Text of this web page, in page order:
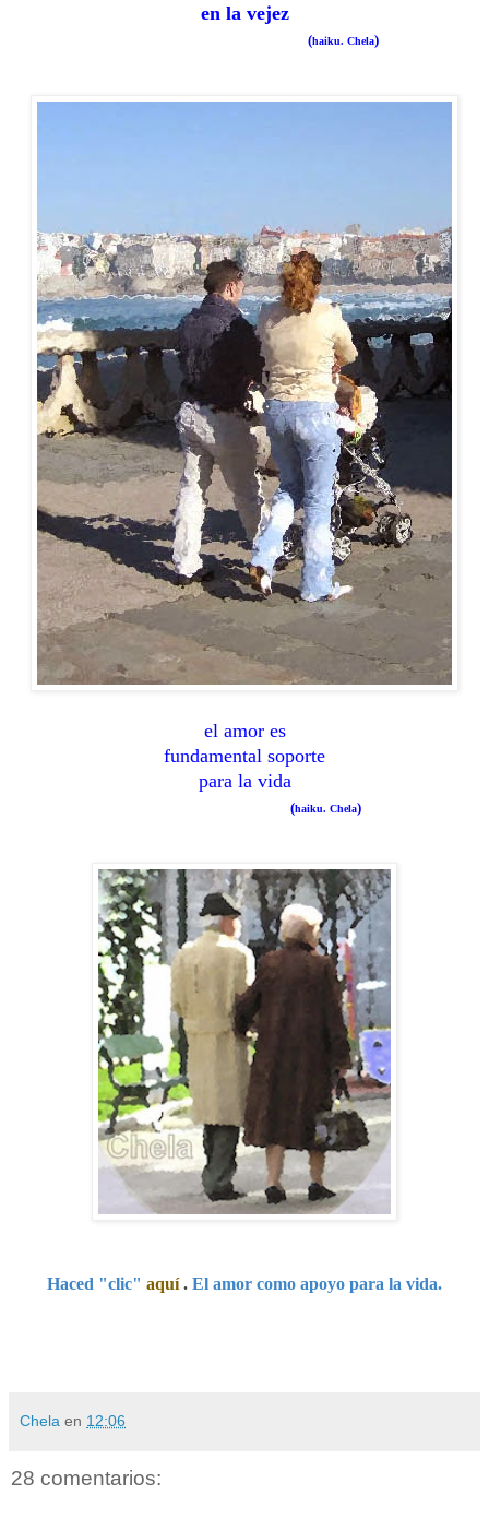
en la vejez
(haiku. Chela)
el amor es
fundamental soporte
para la vida
(haiku. Chela)
Haced "clic" aquí. El amor como apoyo para la vida.
Chela en 12:06
28 comentarios: